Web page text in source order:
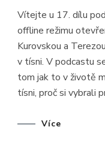
Vítejte u 17. dílu
offline režimu
Kurovskou a
v tísni. V podcastu
tom jak to v životě
tísni, proč si vybrali
Více